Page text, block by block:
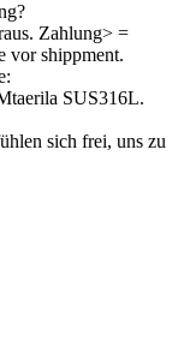
Zahlung> =
vor shippment.
SUS316L.
sich frei, uns zu